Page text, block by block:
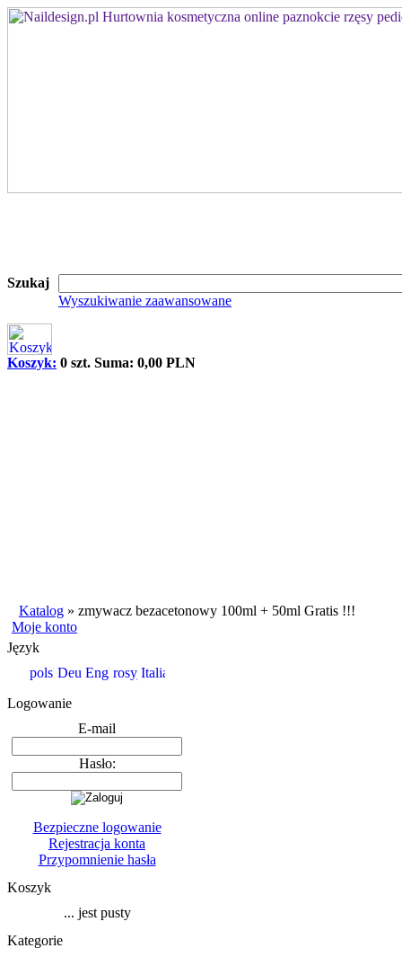
Szukaj
Wyszukiwanie zaawansowane
Koszyk: 0 szt. Suma: 0,00 PLN
Katalog » zmywacz bezacetonowy 100ml + 50ml Gratis !!!
Moje konto
Język
Logowanie
E-mail
Hasło:
Bezpieczne logowanie
Rejestracja konta
Przypomnienie hasła
Koszyk
... jest pusty
Kategorie